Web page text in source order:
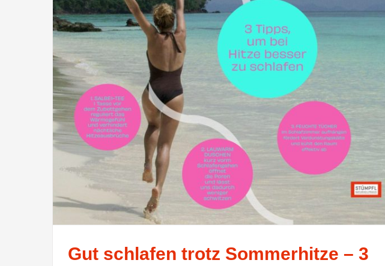
Gut schlafen trotz Sommerhitze – 3